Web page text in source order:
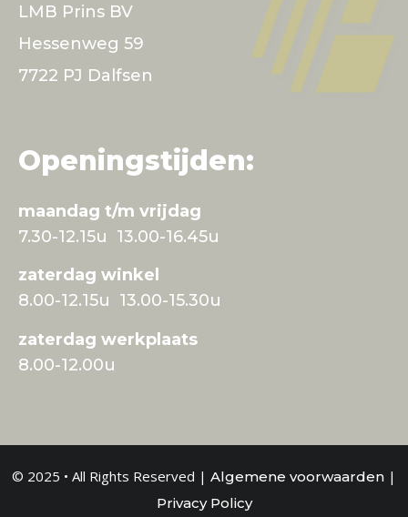
LMB Prins BV
Hessenweg 59
7722 PJ Dalfsen
Openingstijden:
maandag t/m vrijdag
7.30-12.15u 13.00-16.45u
zaterdag winkel
8.00-12.15u 13.00-15.30u
zaterdag werkplaats
8.00-12.00u
© 2025 • All Rights Reserved | Algemene voorwaarden |
Privacy Policy